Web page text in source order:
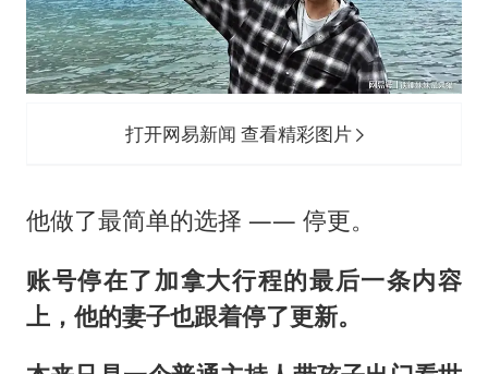
打开网易新闻 查看精彩图片
他做了最简单的选择 —— 停更。
账号停在了加拿大行程的最后一条内容
上，他的妻子也跟着停了更新。